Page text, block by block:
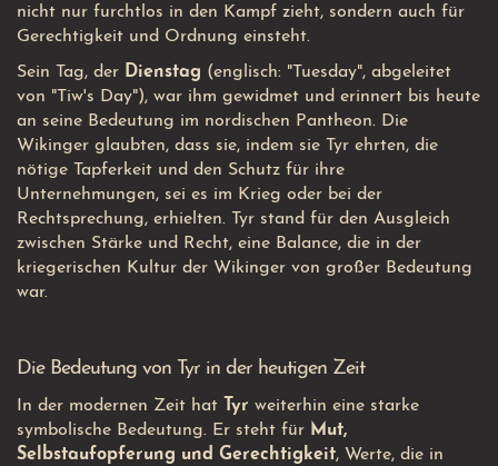
nicht nur furchtlos in den Kampf zieht, sondern auch für
Gerechtigkeit und Ordnung einsteht.
Sein Tag, der Dienstag (englisch: "Tuesday", abgeleitet
von "Tiw's Day"), war ihm gewidmet und erinnert bis heute
an seine Bedeutung im nordischen Pantheon. Die
Wikinger glaubten, dass sie, indem sie Tyr ehrten, die
nötige Tapferkeit und den Schutz für ihre
Unternehmungen, sei es im Krieg oder bei der
Rechtsprechung, erhielten. Tyr stand für den Ausgleich
zwischen Stärke und Recht, eine Balance, die in der
kriegerischen Kultur der Wikinger von großer Bedeutung
war.
Die Bedeutung von Tyr in der heutigen Zeit
In der modernen Zeit hat Tyr weiterhin eine starke
symbolische Bedeutung. Er steht für Mut,
Selbstaufopferung und Gerechtigkeit, Werte, die in